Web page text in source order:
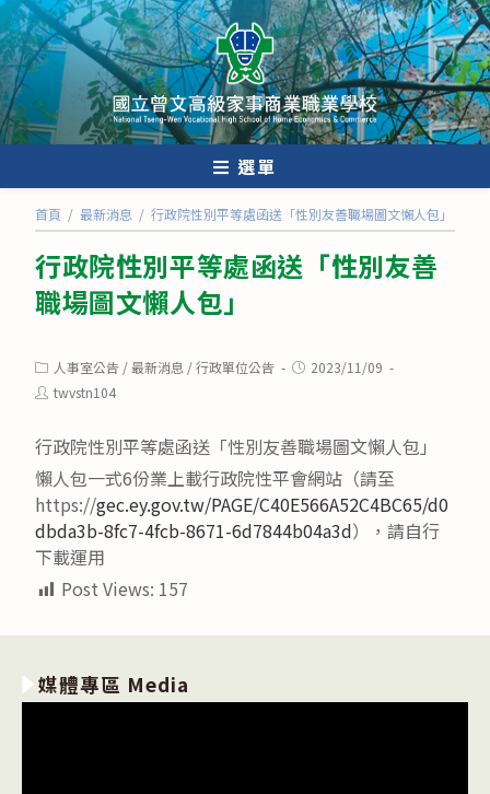
跳
轉
至
主
要
內
選單
首頁 / 最新消息 / 行政院性別平等處函送「性別友善職場圖文懶人包」
行政院性別平等處函送「性別友善
職場圖文懶人包」
Post
category:
人事室公告 /最新消息 /行政單位公告
Post2023/11/09
Posttwvstn104
行政院性別平等處函送「性別友善職場圖文懶人包」
懶人包一式6份業上載行政院性平會網站（請至
https://gec.ey.gov.tw/PAGE/C40E566A52C4BC65/d0
dbda3b-8fc7-4fcb-8671-6d7844b04a3d），請自行
下載運用
Post Views: 157
媒體專區 Media